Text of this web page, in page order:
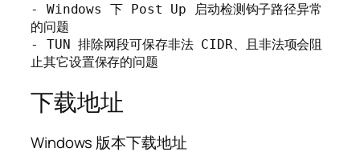
- Windows 下 Post Up 启动检测钩子路径异常
的问题
- TUN 排除网段可保存非法 CIDR、且非法项会阻
止其它设置保存的问题
下载地址
Windows 版本下载地址